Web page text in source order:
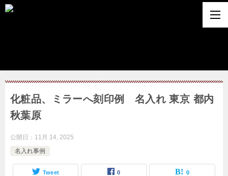
化粧品、ミラーへ刻印例 名入れ 東京 都内
秋葉原
公開日： 11月 14, 2025
名入れ事例
Tweet 0 0